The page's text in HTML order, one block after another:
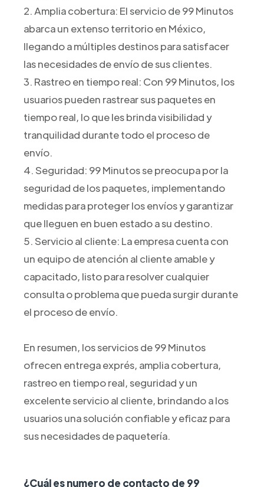
2. Amplia cobertura: El servicio de 99 Minutos
abarca un extenso territorio en México,
llegando a múltiples destinos para satisfacer
las necesidades de envío de sus clientes.
3. Rastreo en tiempo real: Con 99 Minutos, los
usuarios pueden rastrear sus paquetes en
tiempo real, lo que les brinda visibilidad y
tranquilidad durante todo el proceso de
envío.
4. Seguridad: 99 Minutos se preocupa por la
seguridad de los paquetes, implementando
medidas para proteger los envíos y garantizar
que lleguen en buen estado a su destino.
5. Servicio al cliente: La empresa cuenta con
un equipo de atención al cliente amable y
capacitado, listo para resolver cualquier
consulta o problema que pueda surgir durante
el proceso de envío.
En resumen, los servicios de 99 Minutos
ofrecen entrega exprés, amplia cobertura,
rastreo en tiempo real, seguridad y un
excelente servicio al cliente, brindando a los
usuarios una solución confiable y eficaz para
sus necesidades de paquetería.
¿Cuál es numero de contacto de 99